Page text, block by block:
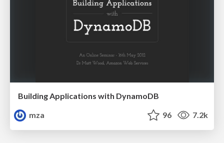
Building Applications with DynamoDB
mza
96 7.2k